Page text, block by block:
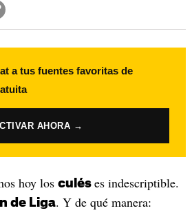
a tus fuentes favoritas de
AHORA →
hoy los culés es indescriptible.
de Liga. Y de qué manera: